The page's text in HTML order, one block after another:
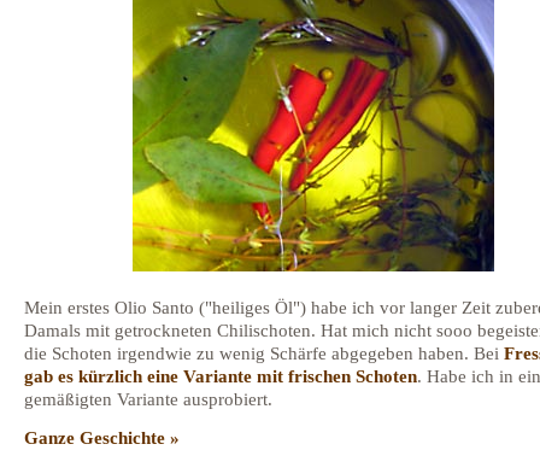
Mein erstes Olio Santo ("heiliges Öl") habe ich vor langer Zeit
Damals mit getrockneten Chilischoten. Hat mich nicht sooo
die Schoten irgendwie zu wenig Schärfe abgegeben haben. Bei
gab es kürzlich eine Variante mit frischen Schoten. Habe ich in
gemäßigten Variante ausprobiert.
Ganze Geschichte »